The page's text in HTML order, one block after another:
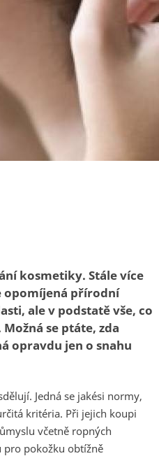
kosmetiky. Stále více
opomíjená přírodní
ale v podstatě vše, co
se ptáte, zda
opravdu jen o snahu
Jedná se jakési normy,
kritéria. Při jejich koupi
včetně ropných
pro pokožku obtížně